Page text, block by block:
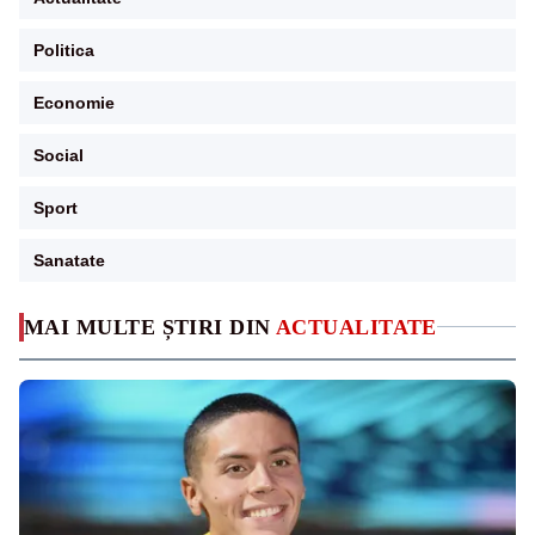
MAI MULTE ȘTIRI DIN ACTUALITATE
Politica
Economie
Social
Sport
Sanatate